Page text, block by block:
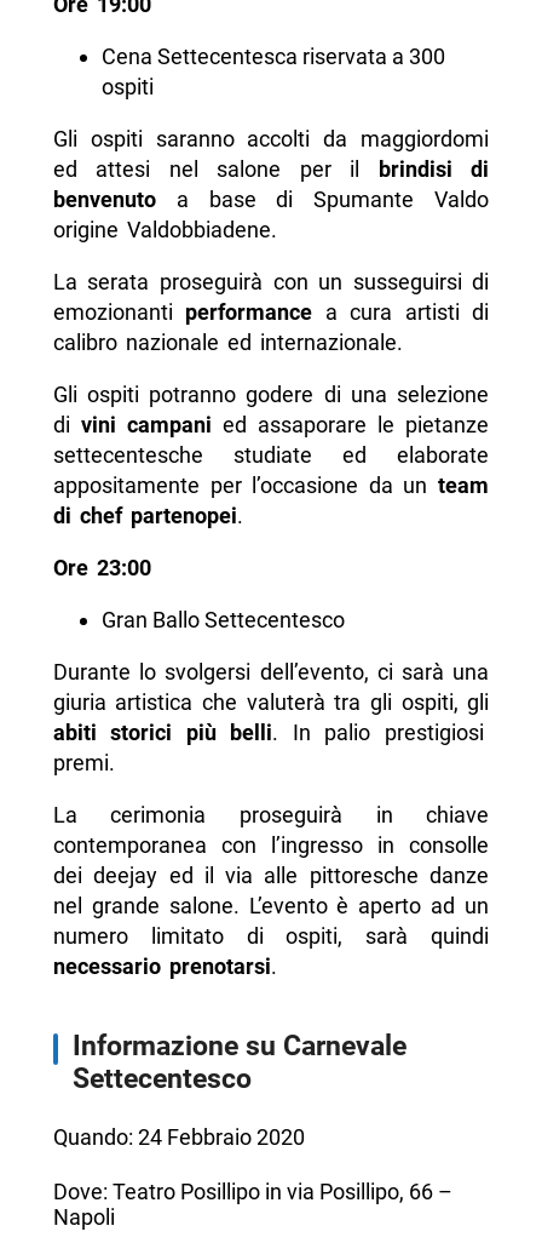
Cena Settecentesca riservata a 300
ospiti
Gli ospiti saranno accolti da maggiordomi
ed attesi nel salone per il
brindisi di
benvenutoa base di Spumante Valdo
origine Valdobbiadene.
La serata proseguirà con un susseguirsi di
emozionanti performance a cura artisti di
calibro nazionale ed internazionale.
Gli ospiti potranno godere di una selezione
di vini campani ed assaporare le pietanze
settecentesche studiate ed elaborate
appositamente per l’occasione da un team
di chef partenopei.
Ore 23:00
Gran Ballo Settecentesco
Durante lo svolgersi dell’evento, ci sarà una
giuria artistica che valuterà tra gli ospiti, gli
abiti storici più belli. In palio prestigiosi
premi.
La cerimonia proseguirà in chiave
contemporanea con l’ingresso in consolle
dei deejay ed il via alle pittoresche danze
nel grande salone. L’evento è aperto ad un
numero limitato di ospiti, sarà quindi
necessario prenotarsi.
Informazione su Carnevale
Settecentesco
Quando: 24 Febbraio 2020
Dove: Teatro Posillipo in via Posillipo, 66 –
Napoli